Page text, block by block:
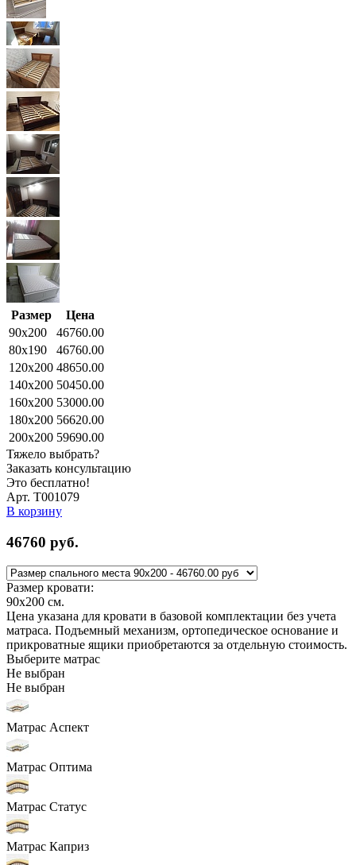
Размер
Цена
90x200
46760.00
80x190
46760.00
120x200 48650.00
140x200 50450.00
160x200 53000.00
180x200 56620.00
200x200 59690.00
Тяжело выбрать?
Заказать консультацию
Это бесплатно!
Арт. Т001079
В корзину
46760 руб.
Размер кровати:
90x200 см.
Цена указана для кровати в базовой комплектации без учета
матраса. Подъемный механизм, ортопедическое основание и
прикроватные ящики приобретаются за отдельную стоимость.
Выберите матрас
Не выбран
Не выбран
Матрас Аспект
Матрас Оптима
Матрас Статус
Матрас Каприз